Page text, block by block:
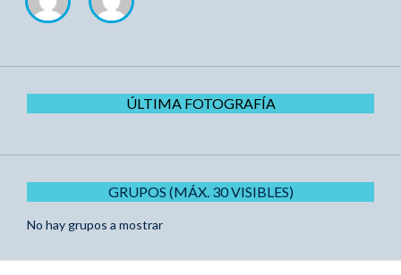
ÚLTIMA FOTOGRAFÍA
GRUPOS (MÁX. 30 VISIBLES)
No hay grupos a mostrar